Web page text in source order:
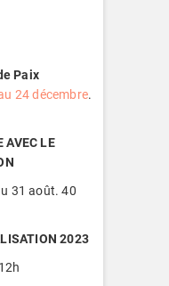
Paix
24 décembre.
AVEC LE
31 août. 40
2023